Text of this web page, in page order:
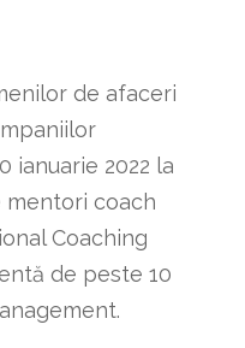
de afaceri
ianuarie 2022 la
mentori coach
Coaching
de peste 10